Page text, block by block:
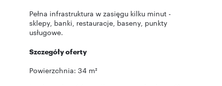
Pełna infrastruktura w zasięgu kilku minut -
sklepy, banki, restauracje, baseny, punkty
usługowe.
Szczegóły oferty
Powierzchnia: 34 m²